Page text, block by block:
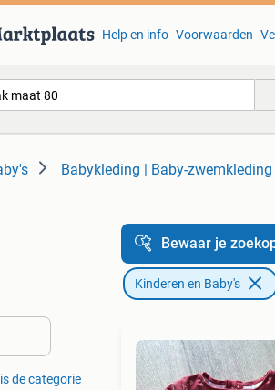
Help en info Voorwaarden
Babykleding | Baby-zwemkleding
de categorie
Bewaar je
Kinderen en Baby's